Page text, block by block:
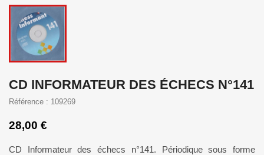
CD INFORMATEUR DES ÉCHECS N°141
Référence : 109269
28,00 €
CD Informateur des échecs n°141. Périodique sous forme